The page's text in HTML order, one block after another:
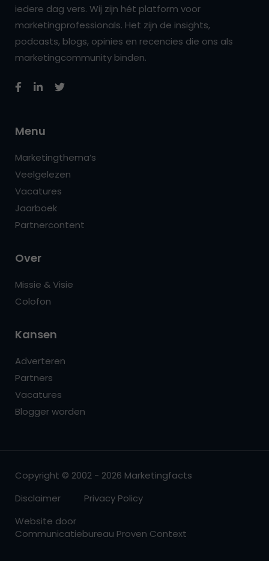
iedere dag vers. Wij zijn hét platform voor
marketingprofessionals. Het zijn de insights,
podcasts, blogs, opinies en recencies die ons als
marketingcommunity binden.
Menu
Marketingthema’s
Veelgelezen
Vacatures
Jaarboek
Partnercontent
Over
Missie & Visie
Colofon
Kansen
Adverteren
Partners
Vacatures
Blogger worden
Copyright © 2002 - 2026 Marketingfacts
Disclaimer
Privacy Policy
Website door
Communicatiebureau Proven Context